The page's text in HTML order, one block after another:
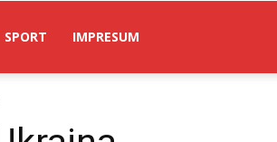
SPORT IMPRESUM